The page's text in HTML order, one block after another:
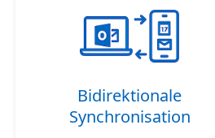
Bidirektionale
Synchronisation